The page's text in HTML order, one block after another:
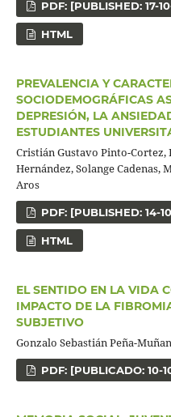
PDF: [PUBLISHED: 17-
HTML
PREVALENCIA Y
SOCIODEMOGRÁFICAS
DEPRESIÓN, LA
ESTUDIANTES
Cristián Gustavo Pinto-
Hernández, Solange Cadenas,
Aros
PDF: [PUBLISHED: 14-
HTML
EL SENTIDO EN LA VIDA
IMPACTO DE LA
SUBJETIVO
Gonzalo Sebastián Peña-
PDF: [PUBLICADO: 10-